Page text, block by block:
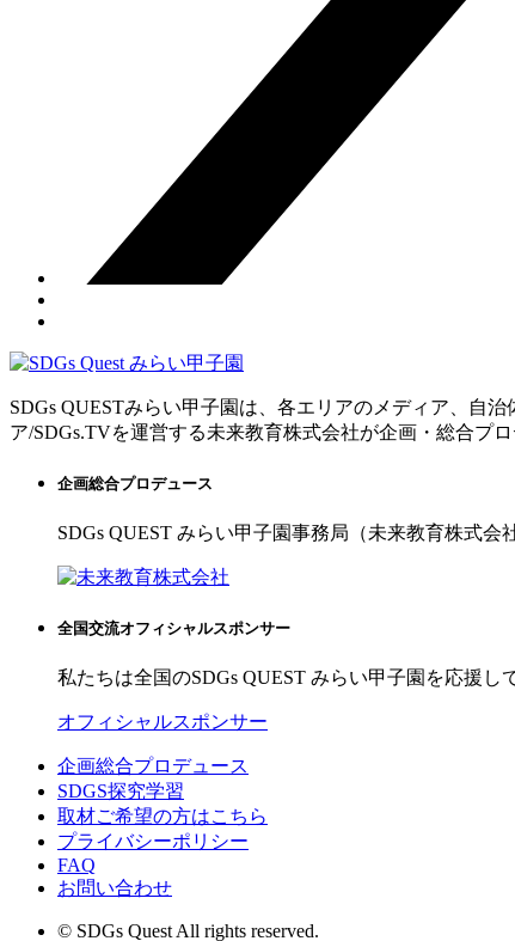
SDGs QUESTみらい甲子園は、各エリアのメディア、自
ア/SDGs.TVを運営する未来教育株式会社が企画・総合プロ
企画総合プロデュース
SDGs QUEST みらい甲子園事務局（未来教育株式会
全国交流オフィシャルスポンサー
私たちは全国のSDGs QUEST みらい甲子園を応援し
オフィシャルスポンサー
企画総合プロデュース
SDGS探究学習
取材ご希望の方はこちら
プライバシーポリシー
FAQ
お問い合わせ
© SDGs Quest All rights reserved.